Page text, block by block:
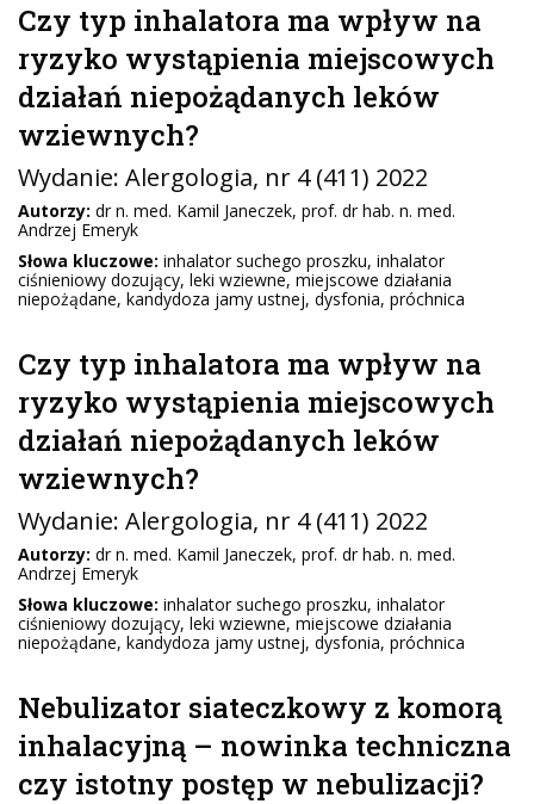
Czy typ inhalatora ma wpływ na
ryzyko wystąpienia miejscowych
działań niepożądanych leków
wziewnych?
Wydanie: Alergologia, nr 4 (411) 2022
Autorzy: dr n. med. Kamil Janeczek, prof. dr hab. n. med.
Andrzej Emeryk
Słowa kluczowe: inhalator suchego proszku, inhalator
ciśnieniowy dozujący, leki wziewne, miejscowe działania
niepożądane, kandydoza jamy ustnej, dysfonia, próchnica
Czy typ inhalatora ma wpływ na
ryzyko wystąpienia miejscowych
działań niepożądanych leków
wziewnych?
Wydanie: Alergologia, nr 4 (411) 2022
Autorzy: dr n. med. Kamil Janeczek, prof. dr hab. n. med.
Andrzej Emeryk
Słowa kluczowe: inhalator suchego proszku, inhalator
ciśnieniowy dozujący, leki wziewne, miejscowe działania
niepożądane, kandydoza jamy ustnej, dysfonia, próchnica
Nebulizator siateczkowy z komorą
inhalacyjną – nowinka techniczna
czy istotny postęp w nebulizacji?